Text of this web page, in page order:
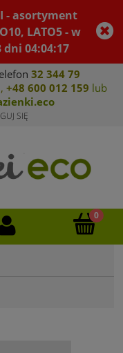
- asortyment
LATO5 - w
dni04:04:16
32 344 79
, +48 600 012 159 lub
SIĘ